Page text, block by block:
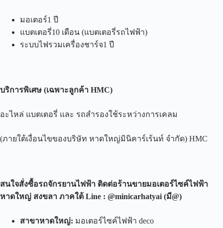
มอเตอร์1 ปี
แบตเตอรี่10 เดือน (แบตเตอรี่รถไฟฟ้า)
ระบบไฟรวมเครื่องชาร์จ1 ปี
บริการพิเศษ (เฉพาะลูกค้า HMC)
อะไหล่ แบตเตอรี่ และ รถสำรองใช้ระหว่างการเคลม
(ภายใต้เงื่อนไขของบริษัท หาดใหญ่มินิคาร์เร้นท์ จำกัด) HMC
สนใจสั่งซื้อรถจักรยานไฟฟ้า ติดต่อร้านขายมอเตอร์ไซค์ไฟฟ้า
หาดใหญ่ สงขลา ภาคใต้ Line : @minicarhatyai (มี@)
สาขาหาดใหญ่: มอเตอร์ไซค์ไฟฟ้า deco